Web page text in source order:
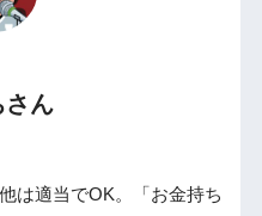
さん
は適当でOK。「お金持ち